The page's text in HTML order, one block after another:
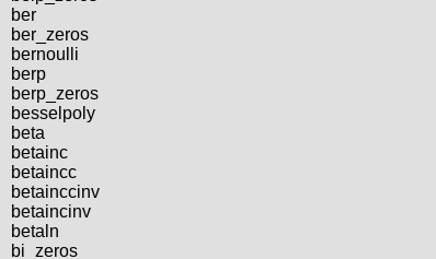
ber
ber_zeros
bernoulli
berp
berp_zeros
besselpoly
beta
betainc
betaincc
betainccinv
betaincinv
betaln
bi_zeros